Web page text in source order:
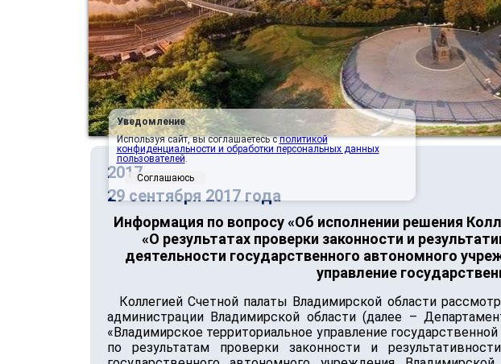
2017
29 сентября 2017 года
Информация по вопросу «Об исполнении решения
«О результатах проверки законности и
деятельности государственного автономного
управление
Коллегией Счетной палаты Владимирской области
администрации Владимирской области (далее –
«Владимирское территориальное управление
по результатам проверки законности и
Уведомление
Используя сайт, вы соглашаетесь сполитикой
конфиденциальности и обработки персональных данных
пользователей.
Соглашаюсь